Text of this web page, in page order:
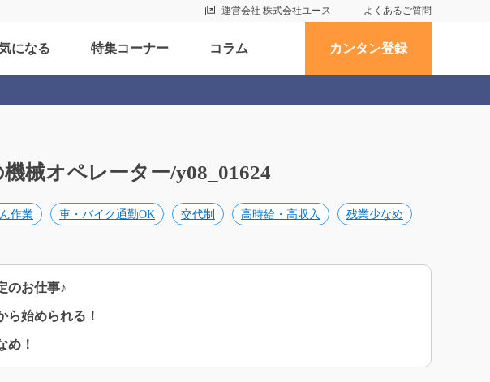
運営会社 株式会社ユース よくあるご質問
になる 特集コーナー コラム カンタン登録
械オペレーター/y08_01624
作業 車・バイク通勤OK 交代制 高時給・高収入 残業少なめ
のお仕事♪
ら始められる！
め！